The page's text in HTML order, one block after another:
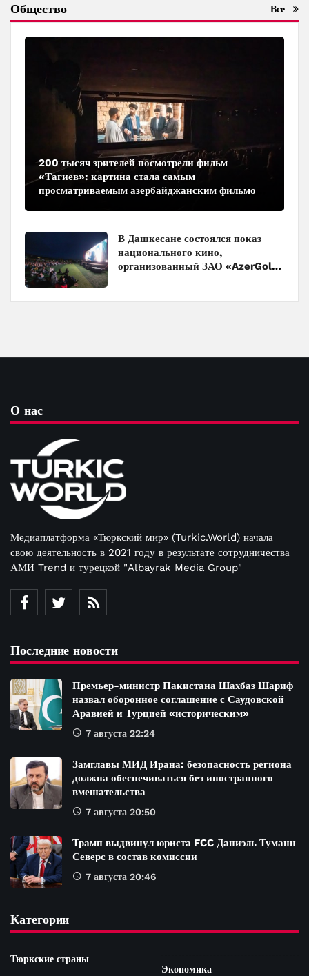
Общество Все
200 тысяч зрителей посмотрели фильм
«Тагиев»: картина стала самым
просматриваемым азербайджанским фильмом
В Дашкесане состоялся показ
национального кино,
организованный ЗАО «AzerGold»
О нас
Медиаплатформа «Тюркский мир» (Turkic.World) начала
свою деятельность в 2021 году в результате сотрудничества
АМИ Trend и турецкой "Albayrak Media Group"
Последние новости
Премьер-министр Пакистана Шахбаз Шариф
назвал оборонное соглашение с Саудовской
Аравией и Турцией «историческим»
7 августа 22:24
Замглавы МИД Ирана: безопасность региона
должна обеспечиваться без иностранного
вмешательства
7 августа 20:50
Трамп выдвинул юриста FCC Даниэль Туманн
Северс в состав комиссии
7 августа 20:46
Категории
Тюркские страны
Экономика